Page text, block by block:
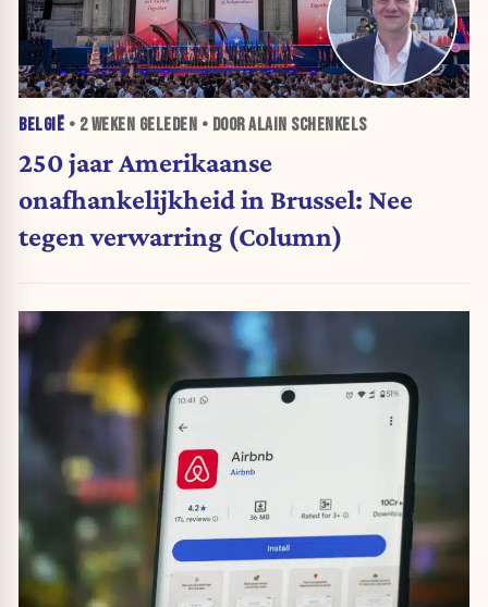
BELGIË • 2 WEKEN GELEDEN • DOOR ALAIN SCHENKELS
250 jaar Amerikaanse
onafhankelijkheid in Brussel: Nee
tegen verwarring (Column)